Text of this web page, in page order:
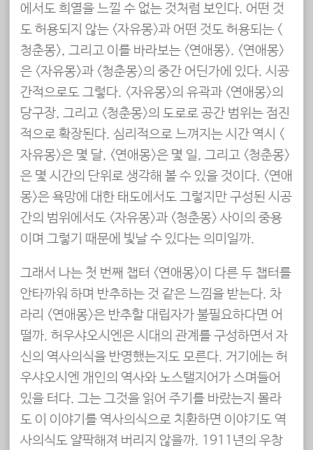
에서도 희열을 느낄 수 없는 것처럼 보인다. 어떤 것
도 허용되지 않는 <자유몽>과 어떤 것도 허용되는 <
청춘몽>, 그리고 이를 바라보는 <연애몽>. <연애몽>
은 <자유몽>과 <청춘몽>의 중간 어딘가에 있다. 시공
간적으로도 그렇다. <자유몽>의 유곽과 <연애몽>의
당구장, 그리고 <청춘몽>의 도로로 공간 범위는 점진
적으로 확장된다. 심리적으로 느껴지는 시간 역시 <
자유몽>은 몇 달, <연애몽>은 몇 일, 그리고 <청춘몽>
은 몇 시간의 단위로 생각해 볼 수 있을 것이다. <연애
몽>은 욕망에 대한 태도에서도 그렇지만 구성된 시공
간의 범위에서도 <자유몽>과 <청춘몽> 사이의 중용
이며 그렇기 때문에 빛날 수 있다는 의미일까.
그래서 나는 첫 번째 챕터 <연애몽>이 다른 두 챕터를
안타까워 하며 반추하는 것 같은 느낌을 받는다. 차
라리 <연애몽>은 반추할 대립자가 불필요하다면 어
떨까. 허우샤오시엔은 시대의 관계를 구성하면서 자
신의 역사의식을 반영했는지도 모른다. 거기에는 허
우샤오시엔 개인의 역사와 노스탤지어가 스며들어
있을 터다. 그는 그것을 읽어 주기를 바랐는지 몰라
도 이 이야기를 역사의식으로 치환하면 이야기도 역
사의식도 얄팍해져 버리지 않을까. 1911년의 우창